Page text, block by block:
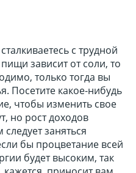
с трудной
зависит от соли, то
только тогда вы
Посетите какое-нибудь
чтобы изменить свое
но рост доходов
заняться
бы процветание всей
будет высоким, так